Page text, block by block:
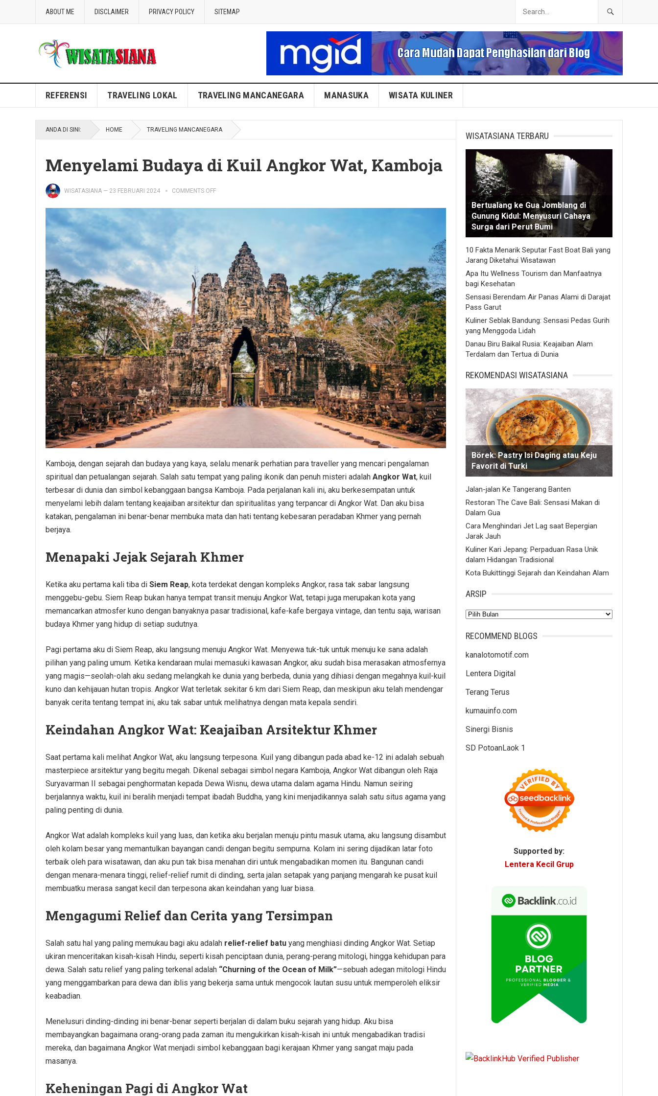
ABOUT ME DISCLAIMER PRIVACY POLICY SITEMAP
Blog WisataSiana
REFERENSI TRAVELING LOKAL TRAVELING MANCANEGARA MANASUKA WISATA KULINER
ANDA DI SINI: HOME TRAVELING MANCANEGARA
Menyelami Budaya di Kuil Angkor Wat, Kamboja
WISATASIANA — 23 FEBRUARI 2024 COMMENTS OFF
Kamboja, dengan sejarah dan budaya yang kaya, selalu menarik perhatian para traveller yang mencari pengalaman
spiritual dan petualangan sejarah. Salah satu tempat yang paling ikonik dan penuh misteri adalah Angkor Wat, kuil
terbesar di dunia dan simbol kebanggaan bangsa Kamboja. Pada perjalanan kali ini, aku berkesempatan untuk
menyelami lebih dalam tentang keajaiban arsitektur dan spiritualitas yang terpancar di Angkor Wat. Dan aku bisa
katakan, pengalaman ini benar-benar membuka mata dan hati tentang kebesaran peradaban Khmer yang pernah
berjaya.
Menapaki Jejak Sejarah Khmer
Ketika aku pertama kali tiba di Siem Reap, kota terdekat dengan kompleks Angkor, rasa tak sabar langsung
menggebu-gebu. Siem Reap bukan hanya tempat transit menuju Angkor Wat, tetapi juga merupakan kota yang
memancarkan atmosfer kuno dengan banyaknya pasar tradisional, kafe-kafe bergaya vintage, dan tentu saja, warisan
budaya Khmer yang hidup di setiap sudutnya.
Pagi pertama aku di Siem Reap, aku langsung menuju Angkor Wat. Menyewa tuk-tuk untuk menuju ke sana adalah
pilihan yang paling umum. Ketika kendaraan mulai memasuki kawasan Angkor, aku sudah bisa merasakan atmosfernya
yang magis—seolah-olah aku sedang melangkah ke dunia yang berbeda, dunia yang dihiasi dengan megahnya kuil-kuil
kuno dan kehijauan hutan tropis. Angkor Wat terletak sekitar 6 km dari Siem Reap, dan meskipun aku telah mendengar
banyak cerita tentang tempat ini, aku tak sabar untuk melihatnya dengan mata kepala sendiri.
Keindahan Angkor Wat: Keajaiban Arsitektur Khmer
Saat pertama kali melihat Angkor Wat, aku langsung terpesona. Kuil yang dibangun pada abad ke-12 ini adalah sebuah
masterpiece arsitektur yang begitu megah. Dikenal sebagai simbol negara Kamboja, Angkor Wat dibangun oleh Raja
Suryavarman II sebagai penghormatan kepada Dewa Wisnu, dewa utama dalam agama Hindu. Namun seiring
berjalannya waktu, kuil ini beralih menjadi tempat ibadah Buddha, yang kini menjadikannya salah satu situs agama yang
paling penting di dunia.
Angkor Wat adalah kompleks kuil yang luas, dan ketika aku berjalan menuju pintu masuk utama, aku langsung disambut
oleh kolam besar yang memantulkan bayangan candi dengan begitu sempurna. Kolam ini sering dijadikan latar foto
terbaik oleh para wisatawan, dan aku pun tak bisa menahan diri untuk mengabadikan momen itu. Bangunan candi
dengan menara-menara tinggi, relief-relief rumit di dinding, serta jalan setapak yang panjang mengarah ke pusat kuil
membuatku merasa sangat kecil dan terpesona akan keindahan yang luar biasa.
Mengagumi Relief dan Cerita yang Tersimpan
Salah satu hal yang paling memukau bagi aku adalah relief-relief batu yang menghiasi dinding Angkor Wat. Setiap
ukiran menceritakan kisah-kisah Hindu, seperti kisah penciptaan dunia, perang-perang mitologi, hingga kehidupan para
dewa. Salah satu relief yang paling terkenal adalah “Churning of the Ocean of Milk”—sebuah adegan mitologi Hindu
yang menggambarkan para dewa dan iblis yang bekerja sama untuk mengocok lautan susu untuk memperoleh eliksir
keabadian.
Menelusuri dinding-dinding ini benar-benar seperti berjalan di dalam buku sejarah yang hidup. Aku bisa
membayangkan bagaimana orang-orang pada zaman itu mengukirkan kisah-kisah ini untuk mengabadikan tradisi
mereka, dan bagaimana Angkor Wat menjadi simbol kebanggaan bagi kerajaan Khmer yang sangat maju pada
masanya.
Keheningan Pagi di Angkor Wat
WISATASIANA TERBARU
Bertualang ke Gua Jomblang di
Gunung Kidul: Menyusuri Cahaya
Surga dari Perut Bumi
10 Fakta Menarik Seputar Fast Boat Bali yang
Jarang Diketahui Wisatawan
Apa Itu Wellness Tourism dan Manfaatnya
bagi Kesehatan
Sensasi Berendam Air Panas Alami di Darajat
Pass Garut
Kuliner Seblak Bandung: Sensasi Pedas Gurih
yang Menggoda Lidah
Danau Biru Baikal Rusia: Keajaiban Alam
Terdalam dan Tertua di Dunia
REKOMENDASI WISATASIANA
Börek: Pastry Isi Daging atau Keju
Favorit di Turki
Jalan-jalan Ke Tangerang Banten
Restoran The Cave Bali: Sensasi Makan di
Dalam Gua
Cara Menghindari Jet Lag saat Bepergian
Jarak Jauh
Kuliner Kari Jepang: Perpaduan Rasa Unik
dalam Hidangan Tradisional
Kota Bukittinggi Sejarah dan Keindahan Alam
ARSIP
Arsip
RECOMMEND BLOGS
kanalotomotif.com
Lentera Digital
Terang Terus
kumauinfo.com
Sinergi Bisnis
SD PotoanLaok 1
Supported by:
Lentera Kecil Grup